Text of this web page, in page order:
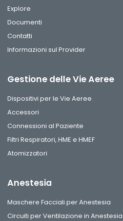
Explore
Documenti
Contatti
Informazioni sul Provider
Gestione delle Vie Aeree
Dispositivi per le Vie Aeree
Accessori
Connessioni al Paziente
Filtri Respiratori, HME e HMEF
Atomizzatori
Anestesia
Maschere Facciali per Anestesia
Circuiti per Ventilazione in Anestesia